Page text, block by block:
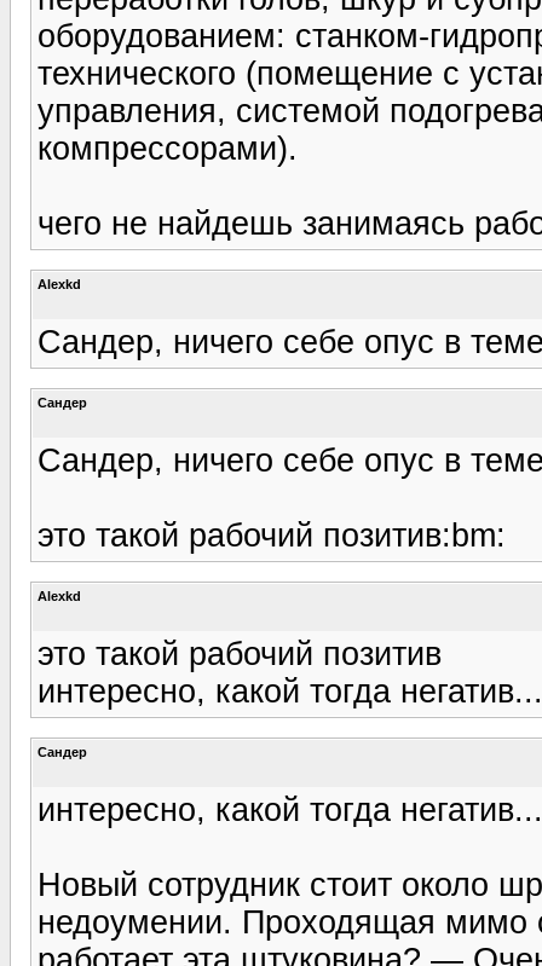
оборудованием: станком-
технического (помещение с
управления, системой
компрессорами).
чего не найдешь занимаясь
Alexkd
Сандер, ничего себе опус в
Сандер
Сандер, ничего себе опус в
это такой рабочий позитив:bm:
Alexkd
это такой рабочий позитив
интересно, какой тогда негатив...
Сандер
интересно, какой тогда негатив...
Новый сотрудник стоит около
недоумении. Проходящая